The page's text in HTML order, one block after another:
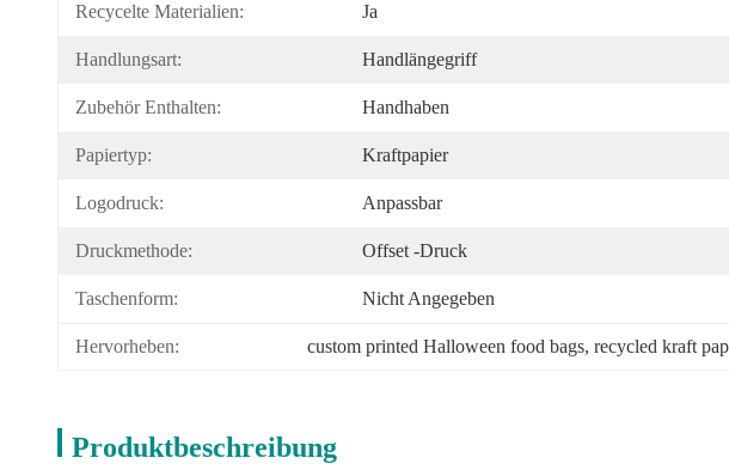
Recycelte Materialien: Ja
Handlungsart: Handlängegriff
Zubehör Enthalten: Handhaben
Papiertyp: Kraftpapier
Logodruck: Anpassbar
Druckmethode: Offset -Druck
Taschenform: Nicht Angegeben
Hervorheben: custom printed Halloween food bags, recycled kraft
Produktbeschreibung